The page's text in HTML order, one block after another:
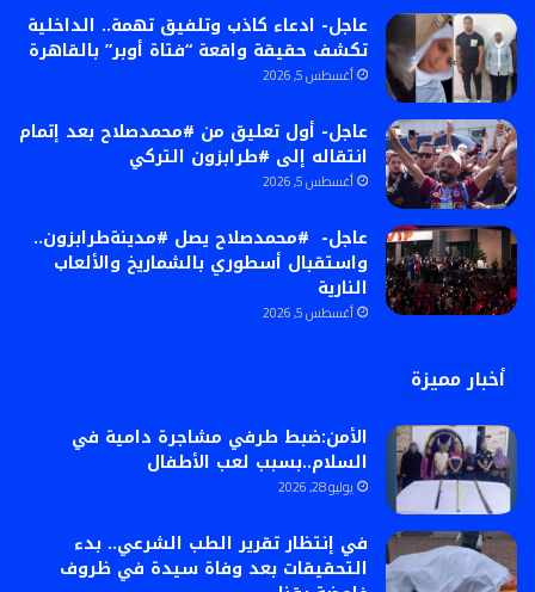
عاجل- ادعاء كاذب وتلفيق تهمة.. الداخلية
تكشف حقيقة واقعة “فتاة أوبر” بالقاهرة
أغسطس 5, 2026
عاجل- أول تعليق من #محمدصلاح بعد إتمام
انتقاله إلى #طرابزون التركي
أغسطس 5, 2026
عاجل- #محمدصلاح يصل #مدينةطرابزون..
واستقبال أسطوري بالشماريخ والألعاب
النارية
أغسطس 5, 2026
أخبار مميزة
الأمن:ضبط طرفي مشاجرة دامية في
السلام..بسبب لعب الأطفال
يوليو 28, 2026
في إنتظار تقرير الطب الشرعي.. بدء
التحقيقات بعد وفاة سيدة في ظروف